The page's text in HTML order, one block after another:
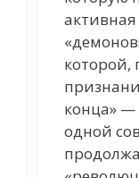
которой,
конца» —
одной